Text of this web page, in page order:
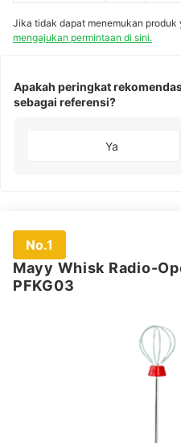
Eggbeater｜
Jika tidak dapat menemukan produk
mengajukan permintaan di sini.
Apakah peringkat
sebagai referensi?
Ya
No.1
Mayy Whisk Radio-
PFKG03